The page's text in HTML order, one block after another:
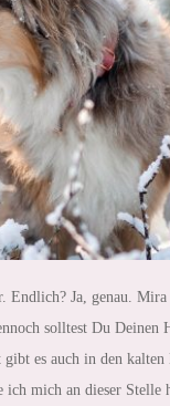
Ja, genau.
solltest Du
gibt es auch in den
mich an dieser Stelle